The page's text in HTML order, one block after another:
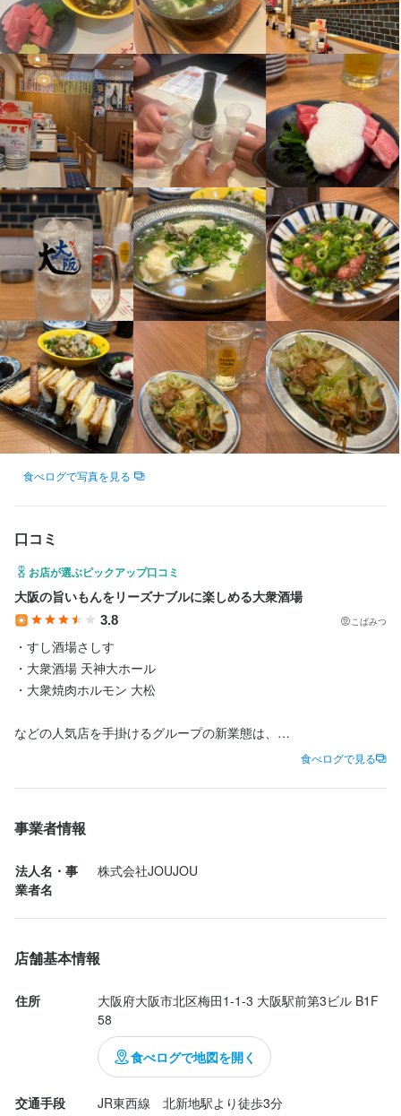
食べログで写真を見る
口コミ
お店が選ぶピックアップ口コミ
大阪の旨いもんをリーズナブルに楽しめる大衆酒場
3.8 こばみつ
・すし酒場さしす
・大衆酒場 天神大ホール
・大衆焼肉ホルモン 大松
などの人気店を手掛けるグループの新業態は、
をテーマにした大衆酒場。
鮮魚・おでん・寿司まで、今の大阪の"旨いもん"が詰まった料理を
日本酒は常時6〜8種類、14〜18時はハッピーアワーでドリンク
198円と嬉しいプライス(>ω<)
気軽に飲めるカウンターやグループで使いやすいテーブル席、営
業も14時からと使い勝手も抜群ですね。
食べログで見る
事業者情報
法人名・事
業者名
株式会社JOUJOU
店舗基本情報
住所
大阪府大阪市北区梅田1-1-3 大阪駅前第3ビル B1F
58
食べログで地図を開く
交通手段
JR東西線　北新地駅より徒歩3分
【未経験歓迎＆研修充実】
学歴や経験は一切不問。丁寧な研修制度があるので、初めての方
も安心してスタートできます。学生・フリーター・主婦（夫）・
シニアなど、さまざまな方が活躍中！将来の独立を目指す方も大
歓迎です。
【おしゃれ自由＆好待遇】
まかない・食事補助つきで美味しいご飯も楽しめます。社会保険
完備、制服貸与のほか、髪型・服装・ネイル・ピアス・ひげも自
由！駅チカで通勤ラクラク、頑張りはしっかり評価される環境で
す。
【シフト自由＆働き方多様】
週1日～OK、シフトは毎回希望を提出できる自由シフト制です。
平日・土日祝のみやランチタイムのみも可能。終電考慮、ダブル
ワークも歓迎で、プライベートと両立しやすい職場です。
身に付くスキル
盛り付け技術 日本酒の知識 焼酎の知識
ウイスキーの知識
リキュール・スピリッツの知識
魚の知識 サービスマナー
出店開業ノウハウ
一度、カジュアルにお話しましょう。ご応募を心よりお待ちして
おります。
まぐろ・ふぐ・酒 〜大大阪〜
株式会社JOUJOU
最終更新日2026/06/12